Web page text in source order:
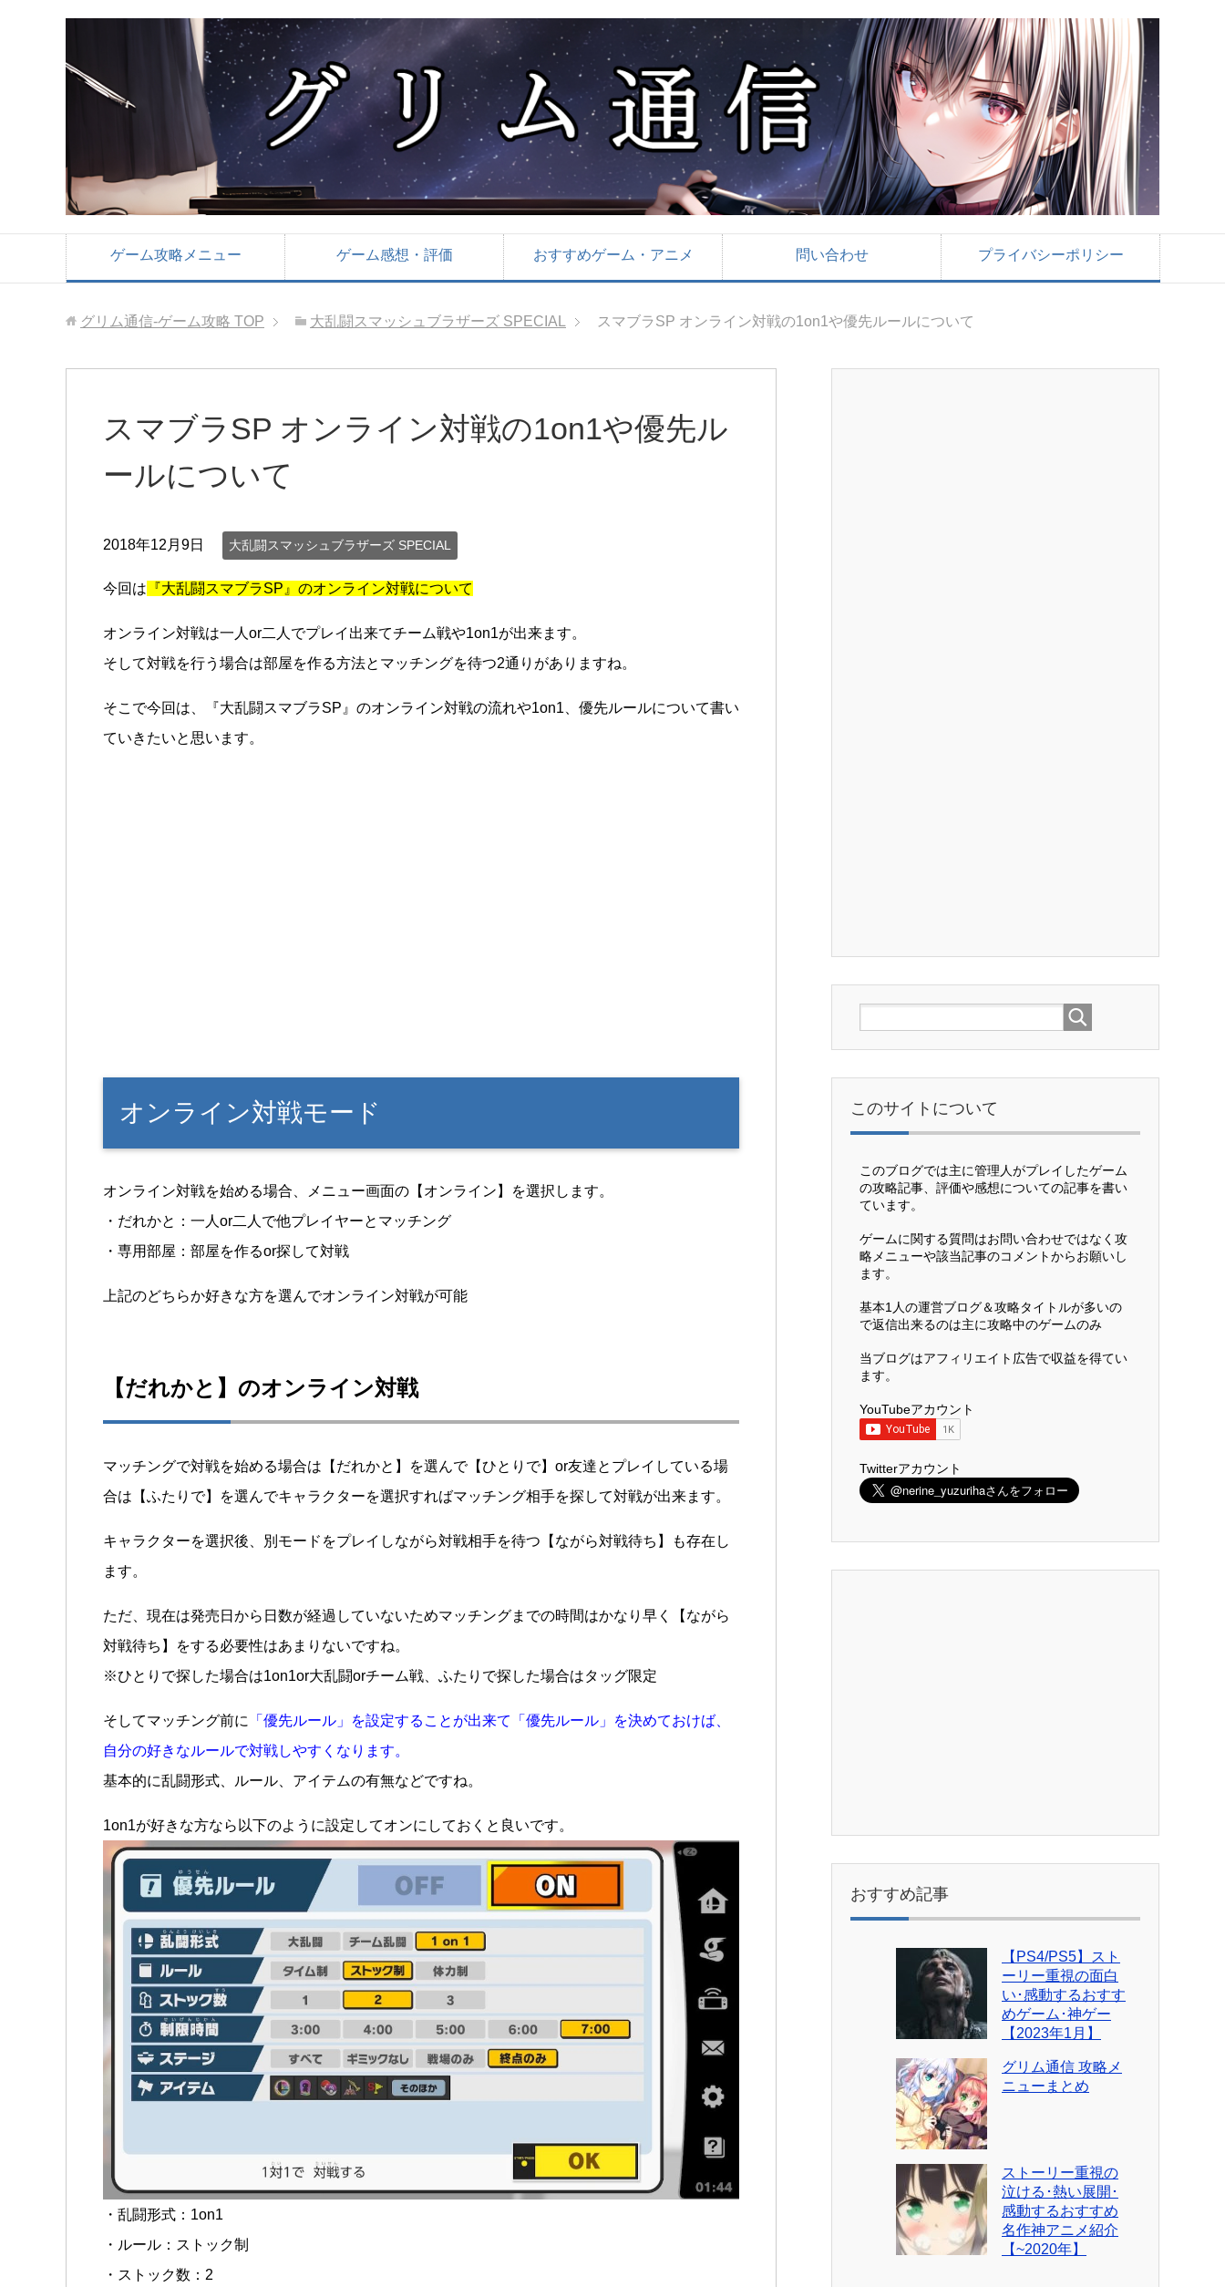
ゲーム攻略メニュー ゲーム感想・評価 おすすめゲーム・アニメ 問い合わせ プライバシーポリシー
グリム通信-ゲーム攻略 TOP 大乱闘スマッシュブラザーズ SPECIAL スマブラSP オンライン対戦の1on1や優先ルールについて
スマブラSP オンライン対戦の1on1や優先ル
ールについて
2018年12月9日 大乱闘スマッシュブラザーズ SPECIAL
今回は 『大乱闘スマブラSP』のオンライン対戦について
オンライン対戦は一人or二人でプレイ出来てチーム戦や1on1が出来ます。
そして対戦を行う場合は部屋を作る方法とマッチングを待つ2通りがありますね。
そこで今回は、『大乱闘スマブラSP』のオンライン対戦の流れや1on1、優先ルールについて書い
ていきたいと思います。
オンライン対戦モード
オンライン対戦を始める場合、メニュー画面の【オンライン】を選択します。
・だれかと：一人or二人で他プレイヤーとマッチング
・専用部屋：部屋を作るor探して対戦
上記のどちらか好きな方を選んでオンライン対戦が可能
【だれかと】のオンライン対戦
マッチングで対戦を始める場合は【だれかと】を選んで【ひとりで】or友達とプレイしている場
合は【ふたりで】を選んでキャラクターを選択すればマッチング相手を探して対戦が出来ます。
キャラクターを選択後、別モードをプレイしながら対戦相手を待つ【ながら対戦待ち】も存在し
ます。
ただ、現在は発売日から日数が経過していないためマッチングまでの時間はかなり早く【ながら
対戦待ち】をする必要性はあまりないですね。
※ひとりで探した場合は1on1or大乱闘orチーム戦、ふたりで探した場合はタッグ限定
そしてマッチング前に
「優先ルール」を設定することが出来て「優先ルール」を決めておけば、
自分の好きなルールで対戦しやすくなります。
基本的に乱闘形式、ルール、アイテムの有無などですね。
1on1が好きな方なら以下のように設定してオンにしておくと良いです。
・乱闘形式：1on1
・ルール：ストック制
・ストック数：2
このサイトについて
このブログでは主に管理人がプレイしたゲーム
の攻略記事、評価や感想についての記事を書い
ています。
ゲームに関する質問はお問い合わせではなく攻
略メニューや該当記事のコメントからお願いし
ます。
基本1人の運営ブログ＆攻略タイトルが多いの
で返信出来るのは主に攻略中のゲームのみ
当ブログはアフィリエイト広告で収益を得てい
ます。
YouTubeアカウント
Twitterアカウント
おすすめ記事
【PS4/PS5】スト
ーリー重視の面白
い･感動するおすす
めゲーム･神ゲー
【2023年1月】
グリム通信 攻略メ
ニューまとめ
ストーリー重視の
泣ける･熱い展開･
感動するおすすめ
名作神アニメ紹介
【~2020年】